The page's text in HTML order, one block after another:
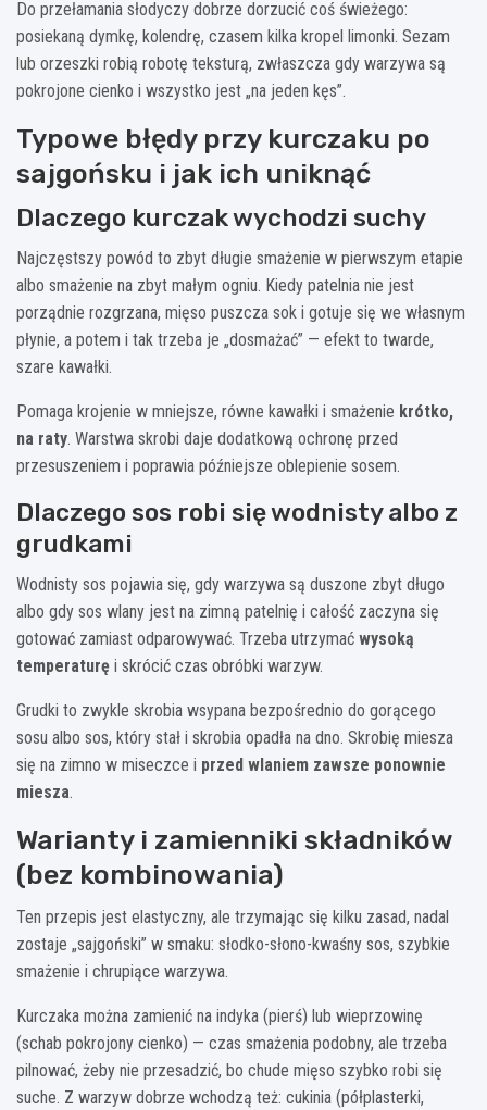
Do przełamania słodyczy dobrze dorzucić coś świeżego:
posiekaną dymkę, kolendrę, czasem kilka kropel limonki. Sezam
lub orzeszki robią robotę teksturą, zwłaszcza gdy warzywa są
pokrojone cienko i wszystko jest „na jeden kęs”.
Typowe błędy przy kurczaku po
sajgońsku i jak ich uniknąć
Dlaczego kurczak wychodzi suchy
Najczęstszy powód to zbyt długie smażenie w pierwszym etapie
albo smażenie na zbyt małym ogniu. Kiedy patelnia nie jest
porządnie rozgrzana, mięso puszcza sok i gotuje się we własnym
płynie, a potem i tak trzeba je „dosmażać” — efekt to twarde,
szare kawałki.
Pomaga krojenie w mniejsze, równe kawałki i smażenie krótko,
na raty. Warstwa skrobi daje dodatkową ochronę przed
przesuszeniem i poprawia późniejsze oblepienie sosem.
Dlaczego sos robi się wodnisty albo z
grudkami
Wodnisty sos pojawia się, gdy warzywa są duszone zbyt długo
albo gdy sos wlany jest na zimną patelnię i całość zaczyna się
gotować zamiast odparowywać. Trzeba utrzymać wysoką
temperaturę i skrócić czas obróbki warzyw.
Grudki to zwykle skrobia wsypana bezpośrednio do gorącego
sosu albo sos, który stał i skrobia opadła na dno. Skrobię miesza
się na zimno w miseczce i przed wlaniem zawsze ponownie
miesza.
Warianty i zamienniki składników
(bez kombinowania)
Ten przepis jest elastyczny, ale trzymając się kilku zasad, nadal
zostaje „sajgoński” w smaku: słodko-słono-kwaśny sos, szybkie
smażenie i chrupiące warzywa.
Kurczaka można zamienić na indyka (pierś) lub wieprzowinę
(schab pokrojony cienko) — czas smażenia podobny, ale trzeba
pilnować, żeby nie przesadzić, bo chude mięso szybko robi się
suche. Z warzyw dobrze wchodzą też: cukinia (półplasterki,